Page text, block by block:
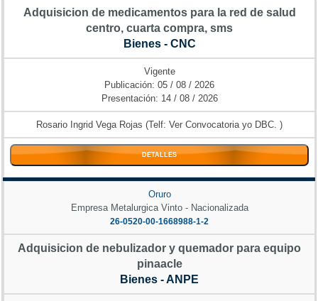
Adquisicion de medicamentos para la red de salud
centro, cuarta compra, sms
Bienes - CNC
Vigente
Publicación: 05 / 08 / 2026
Presentación: 14 / 08 / 2026
Rosario Ingrid Vega Rojas (Telf: Ver Convocatoria yo DBC. )
DETALLES
Oruro
Empresa Metalurgica Vinto - Nacionalizada
26-0520-00-1668988-1-2
Adquisicion de nebulizador y quemador para equipo
pinaacle
Bienes - ANPE